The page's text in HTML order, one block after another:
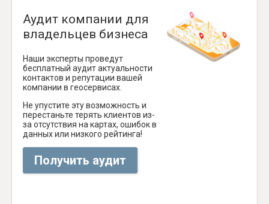
Аудит компании для
владельцев бизнеса
Наши эксперты проведут
бесплатный аудит актуальности
контактов и репутации вашей
компании в геосервисах.
Не упустите эту возможность и
перестаньте терять клиентов из-
за отсутствия на картах, ошибок в
данных или низкого рейтинга!
Получить аудит